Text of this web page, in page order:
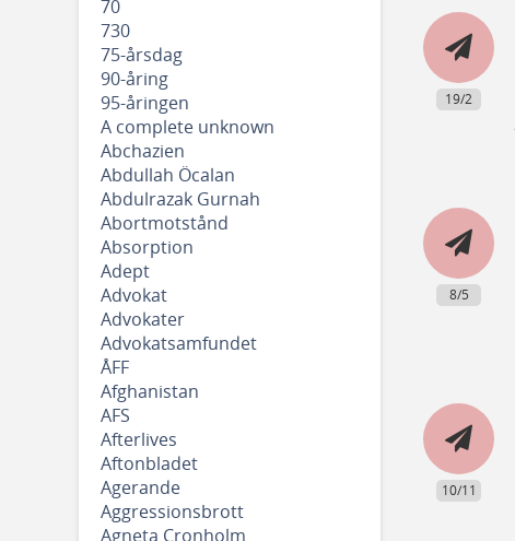
70
730
75-årsdag
90-åring
95-åringen
A complete unknown
Abchazien
Abdullah Öcalan
Abdulrazak Gurnah
Abortmotstånd
Absorption
Adept
Advokat
Advokater
Advokatsamfundet
ÅFF
Afghanistan
AFS
Afterlives
Aftonbladet
Agerande
Aggressionsbrott
Agneta Cronholm
19/2
8/5
10/11